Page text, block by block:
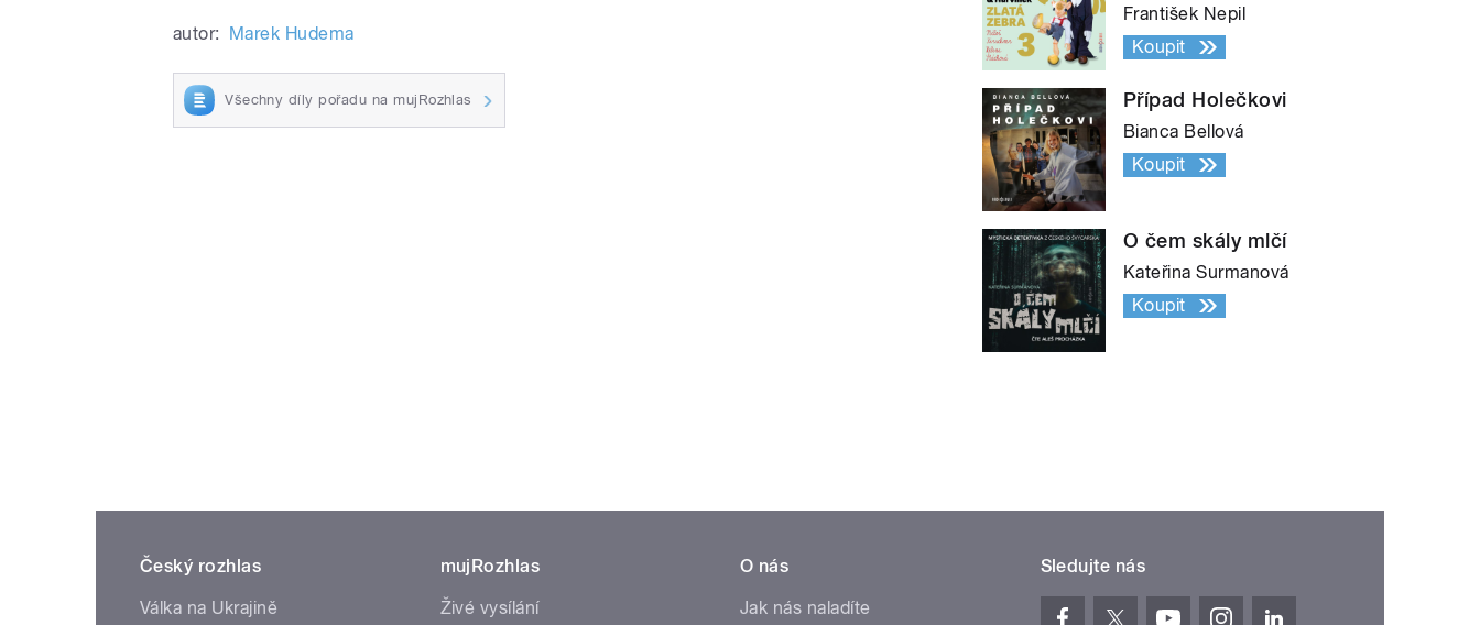
autor: Marek Hudema
Všechny díly pořadu na mujRozhlas
František Nepil
Koupit
Případ Holečkovi
Bianca Bellová
Koupit
O čem skály mlčí
Kateřina Surmanová
Koupit
Český rozhlas
Válka na Ukrajině
mujRozhlas
Živé vysílání
O nás
Jak nás naladíte
Sledujte nás